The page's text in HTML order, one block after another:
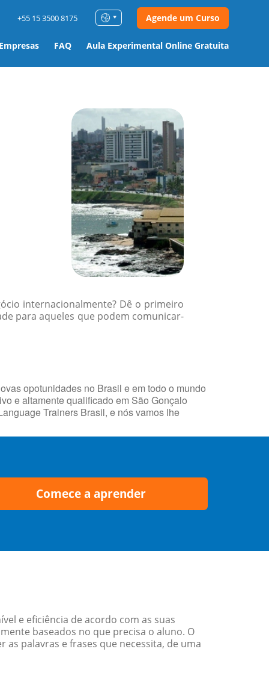
FAQ Aula Experimental Online Gratuita
+55 15 3500 8175 Agende um Curso
internacionalmente? Dê o primeiro
para aqueles que podem comunicar-
opotunidades no Brasil e em todo o mundo
e altamente qualificado em São Gonçalo
Trainers Brasil, e nós vamos lhe
Comece a aprender
e eficiência de acordo com as suas
baseados no que precisa o aluno. O
palavras e frases que necessita, de uma